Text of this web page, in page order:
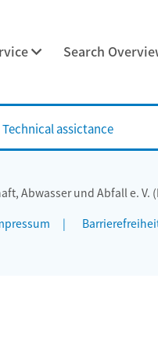
Search
Technical assictance
Abwasser und Abfall e. V.